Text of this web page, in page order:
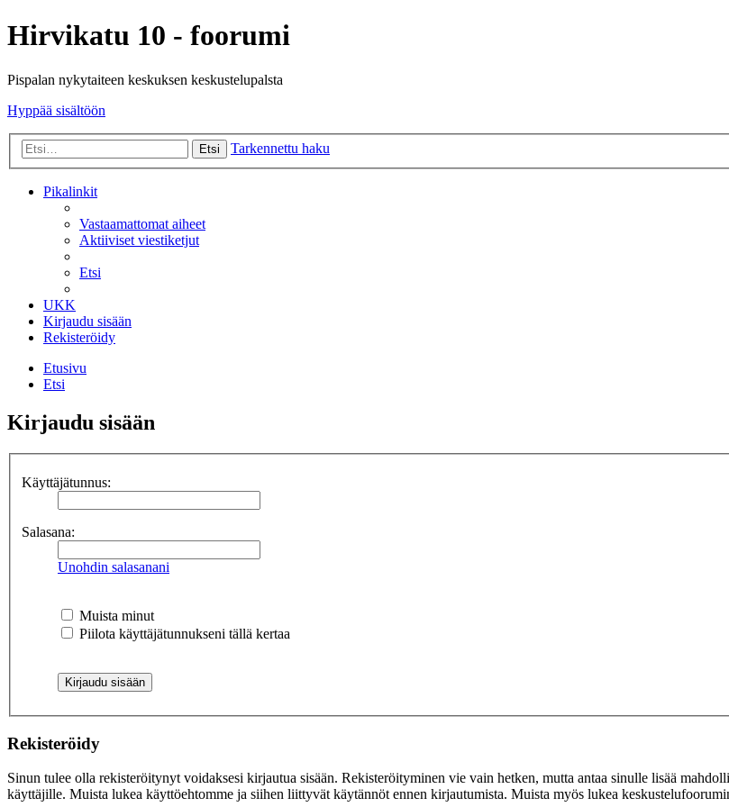
Hirvikatu 10 - foorumi
Pispalan nykytaiteen keskuksen keskustelupalsta
Hyppää sisältöön
Etsi Tarkennettu haku
Pikalinkit
Vastaamattomat aiheet
Aktiiviset viestiketjut
Etsi
UKK
Kirjaudu sisään
Rekisteröidy
Etusivu
Etsi
Kirjaudu sisään
Käyttäjätunnus:
Salasana:
Unohdin salasanani
Muista minut
Piilota käyttäjätunnukseni tällä kertaa
Rekisteröidy
Sinun tulee olla rekisteröitynyt voidaksesi kirjautua sisään. Rekisteröityminen vie vain hetken, mutta antaa sinulle lisää
käyttäjille. Muista lukea käyttöehtomme ja siihen liittyvät käytännöt ennen kirjautumista. Muista myös lukea